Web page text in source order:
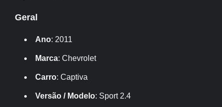
Geral
Ano: 2011
Marca: Chevrolet
Carro: Captiva
Versão / Modelo: Sport 2.4